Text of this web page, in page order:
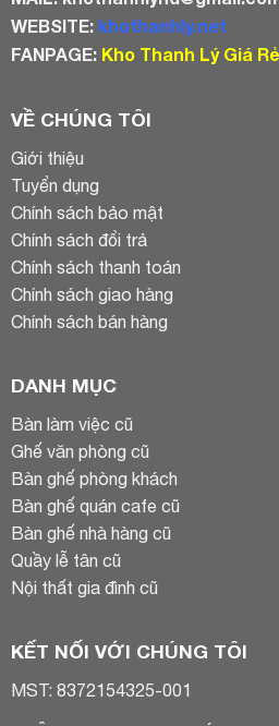
WEBSITE: khothanhly.net
FANPAGE: Kho Thanh Lý Giá Rẻ
VỀ CHÚNG TÔI
Giới thiệu
Tuyển dụng
Chính sách bảo mật
Chính sách đổi trả
Chính sách thanh toán
Chính sách giao hàng
Chính sách bán hàng
DANH MỤC
Bàn làm việc cũ
Ghế văn phòng cũ
Bàn ghế phòng khách
Bàn ghế quán cafe cũ
Bàn ghế nhà hàng cũ
Quầy lễ tân cũ
Nội thất gia đình cũ
KẾT NỐI VỚI CHÚNG TÔI
MST: 8372154325-001